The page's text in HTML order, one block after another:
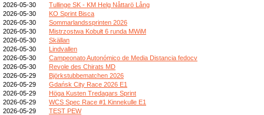
2026-05-30
Tullinge SK - KM Helg Nåttarö Lång
2026-05-30
KO Sprint Bisca
2026-05-30
Sommarlandssprinten 2026
2026-05-30
Mistrzostwa Kobułt 6 runda MWiM
2026-05-30
Skällan
2026-05-30
Lindvallen
2026-05-30
Campeonato Autonómico de Media Distancia fedocv
2026-05-30
Revole des Chirats MD
2026-05-29
Björkstubbematchen 2026
2026-05-29
Gdańsk City Race 2026 E1
2026-05-29
Höga Kusten Tredagars Sprint
2026-05-29
WCS Spec Race #1 Kinnekulle E1
2026-05-29
TEST PEW